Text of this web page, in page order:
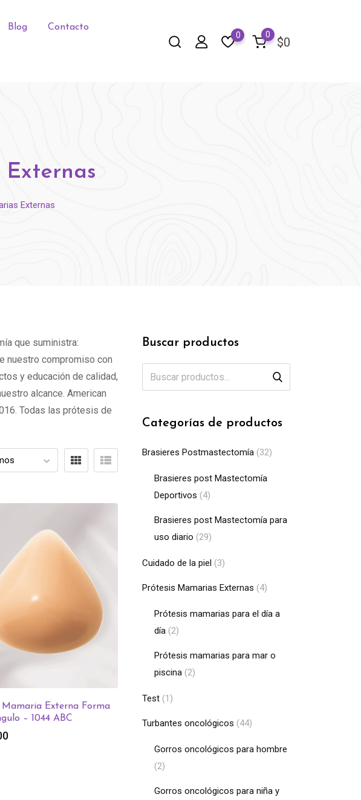
Blog Contacto
$0
0
0
Externas
Externas
que suministra:
nuestro compromiso con
y educación de calidad,
alcance. American
Todas las prótesis de
Mamaria Externa Forma
– 1044 ABC
Buscar productos
Categorías de productos
Brasieres Postmastectomía (32)
Brasieres post Mastectomía
Deportivos (4)
Brasieres post Mastectomía para
uso diario (29)
Cuidado de la piel (3)
Prótesis Mamarias Externas (4)
Prótesis mamarias para el día a
día (2)
Prótesis mamarias para mar o
piscina (2)
Test (1)
Turbantes oncológicos (44)
Gorros oncológicos para hombre
(2)
Gorros oncológicos para niña y